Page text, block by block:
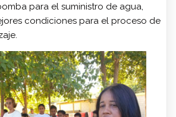
para el suministro de agua,
condiciones para el proceso de